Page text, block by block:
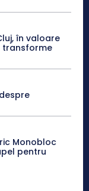
în valoare
transforme
Monobloc
pentru